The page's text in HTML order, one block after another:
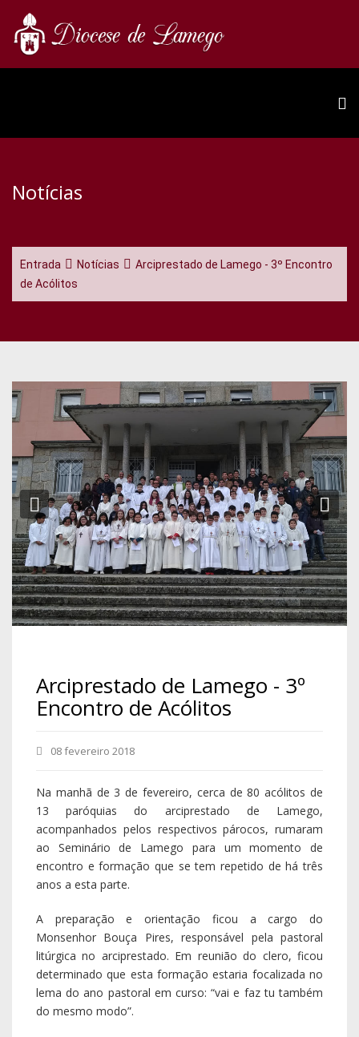
Notícias
Entrada Notícias
Arciprestado de Lamego - 3º Encontro
de Acólitos
Previous
Arciprestado de Lamego - 3º
Encontro de Acólitos
08 fevereiro 2018
Na manhã de 3 de fevereiro, cerca de 80 acólitos de
13 paróquias do arciprestado de Lamego,
acompanhados pelos respectivos párocos, rumaram
ao Seminário de Lamego para um momento de
encontro e formação que se tem repetido de há três
anos a esta parte.
A preparação e orientação ficou a cargo do
Monsenhor Bouça Pires, responsável pela pastoral
litúrgica no arciprestado. Em reunião do clero, ficou
determinado que esta formação estaria focalizada no
lema do ano pastoral em curso: “vai e faz tu também
do mesmo modo”.